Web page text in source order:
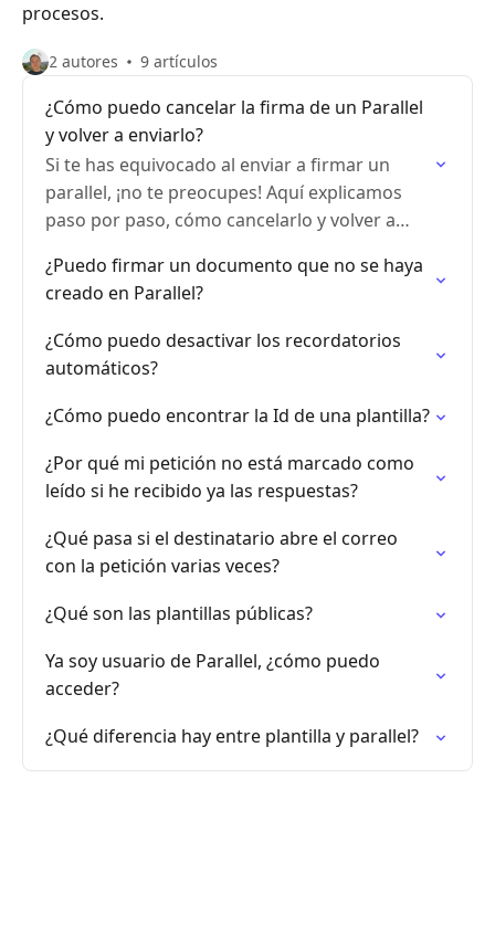
procesos.
2 autores 9 artículos
¿Cómo puedo cancelar la firma de un Parallel
y volver a enviarlo?
Si te has equivocado al enviar a firmar un
parallel, ¡no te preocupes! Aquí explicamos
paso por paso, cómo cancelarlo y volver a
¿Puedo firmar un documento que no se haya
creado en Parallel?
¿Cómo puedo desactivar los recordatorios
automáticos?
¿Cómo puedo encontrar la Id de una plantilla?
¿Por qué mi petición no está marcado como
leído si he recibido ya las respuestas?
¿Qué pasa si el destinatario abre el correo
con la petición varias veces?
¿Qué son las plantillas públicas?
Ya soy usuario de Parallel, ¿cómo puedo
acceder?
¿Qué diferencia hay entre plantilla y parallel?